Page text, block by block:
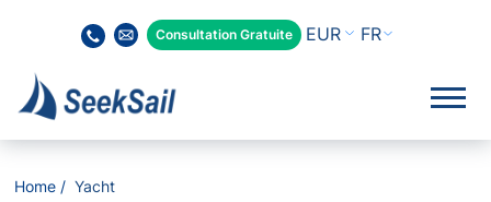
Consultation Gratuite FR
Home Yacht